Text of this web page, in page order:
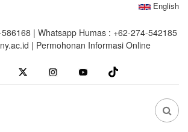
English
| Whatsapp Humas : +62-274-542185
| Permohonan Informasi Online
facebook
Instagram youtube
FA